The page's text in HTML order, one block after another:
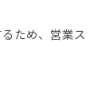
ため、営業ス